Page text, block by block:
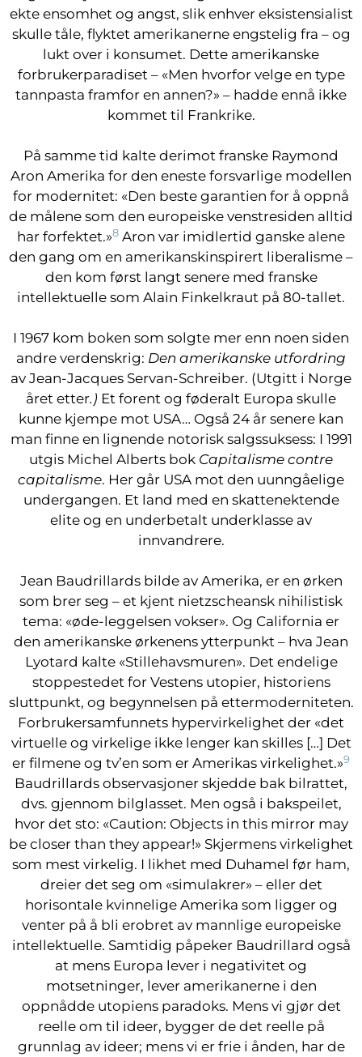
ekte ensomhet og angst, slik enhver eksistensialist
skulle tåle, flyktet amerikanerne engstelig fra – og
lukt over i konsumet. Dette amerikanske
forbrukerparadiset – «Men hvorfor velge en type
tannpasta framfor en annen?» – hadde ennå ikke
kommet til Frankrike.
På samme tid kalte derimot franske Raymond
Aron Amerika for den eneste forsvarlige modellen
for modernitet: «Den beste garantien for å oppnå
de målene som den europeiske venstresiden alltid
har forfektet.»8 Aron var imidlertid ganske alene
den gang om en amerikanskinspirert liberalisme –
den kom først langt senere med franske
intellektuelle som Alain Finkelkraut på 80-tallet.
I 1967 kom boken som solgte mer enn noen siden
andre verdenskrig: Den amerikanske utfordring
av Jean-Jacques Servan-Schreiber. (Utgitt i Norge
året etter.) Et forent og føderalt Europa skulle
kunne kjempe mot USA… Også 24 år senere kan
man finne en lignende notorisk salgssuksess: I 1991
utgis Michel Alberts bok Capitalisme contre
capitalisme. Her går USA mot den uunngåelige
undergangen. Et land med en skattenektende
elite og en underbetalt underklasse av
innvandrere.
Jean Baudrillards bilde av Amerika, er en ørken
som brer seg – et kjent nietzscheansk nihilistisk
tema: «øde-leggelsen vokser». Og California er
den amerikanske ørkenens ytterpunkt – hva Jean
Lyotard kalte «Stillehavsmuren». Det endelige
stoppestedet for Vestens utopier, historiens
sluttpunkt, og begynnelsen på ettermoderniteten.
Forbrukersamfunnets hypervirkelighet der «det
virtuelle og virkelige ikke lenger kan skilles […] Det
er filmene og tv’en som er Amerikas virkelighet.»9
Baudrillards observasjoner skjedde bak bilrattet,
dvs. gjennom bilglasset. Men også i bakspeilet,
hvor det sto: «Caution: Objects in this mirror may
be closer than they appear!» Skjermens virkelighet
som mest virkelig. I likhet med Duhamel før ham,
dreier det seg om «simulakrer» – eller det
horisontale kvinnelige Amerika som ligger og
venter på å bli erobret av mannlige europeiske
intellektuelle. Samtidig påpeker Baudrillard også
at mens Europa lever i negativitet og
motsetninger, lever amerikanerne i den
oppnådde utopiens paradoks. Mens vi gjør det
reelle om til ideer, bygger de det reelle på
grunnlag av ideer; mens vi er frie i ånden, har de